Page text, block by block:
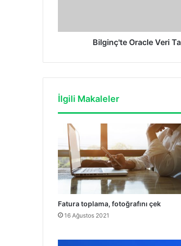
Bilginç'te Oracle Veri
İlgili Makaleler
Fatura toplama, fotoğrafını çek
16 Ağustos 2021